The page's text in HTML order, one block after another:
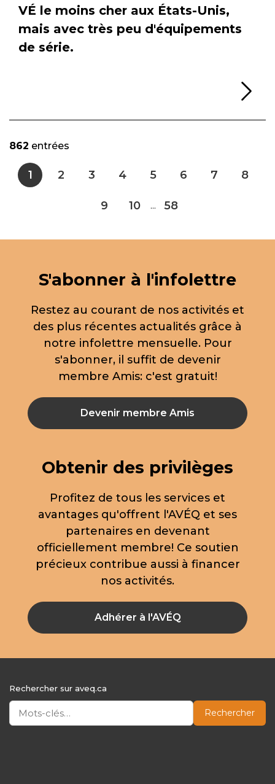
VÉ le moins cher aux États-Unis,
mais avec très peu d'équipements
de série.
862 entrées
1 2 3 4 5 6 7 8
9 10 ... 58
S'abonner à l'infolettre
Restez au courant de nos activités et
des plus récentes actualités grâce à
notre infolettre mensuelle. Pour
s'abonner, il suffit de devenir
membre Amis: c'est gratuit!
Devenir membre Amis
Obtenir des privilèges
Profitez de tous les services et
avantages qu'offrent l'AVÉQ et ses
partenaires en devenant
officiellement membre! Ce soutien
précieux contribue aussi à financer
nos activités.
Adhérer à l'AVÉQ
Rechercher sur aveq.ca
Rechercher